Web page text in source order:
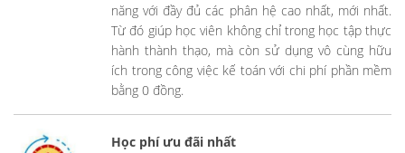
năng với đầy đủ các phân hệ cao nhất, mới nhất.
Từ đó giúp học viên không chỉ trong học tập thực
hành thành thạo, mà còn sử dụng vô cùng hữu
ích trong công việc kế toán với chi phí phần mềm
bằng 0 đồng.
Học phí ưu đãi nhất